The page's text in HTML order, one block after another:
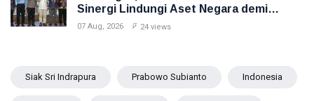
Sinergi Lindungi Aset Negara demi
Menjaga Ketahanan Energi Nasional
07 Aug, 2026 24 views
Siak Sri Indrapura Prabowo Subianto Indonesia